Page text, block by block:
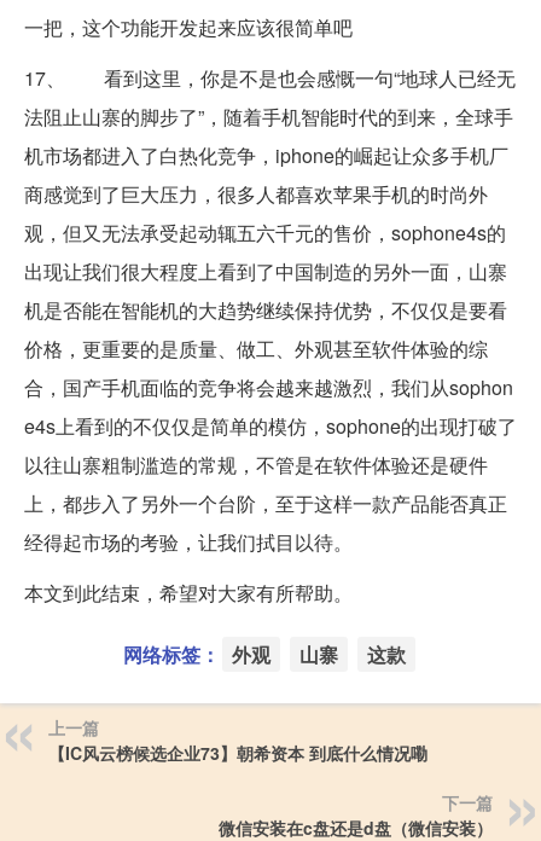
一把，这个功能开发起来应该很简单吧
17、 看到这里，你是不是也会感慨一句“地球人已经无
法阻止山寨的脚步了”，随着手机智能时代的到来，全球手
机市场都进入了白热化竞争，iphone的崛起让众多手机厂
商感觉到了巨大压力，很多人都喜欢苹果手机的时尚外
观，但又无法承受起动辄五六千元的售价，sophone4s的
出现让我们很大程度上看到了中国制造的另外一面，山寨
机是否能在智能机的大趋势继续保持优势，不仅仅是要看
价格，更重要的是质量、做工、外观甚至软件体验的综
合，国产手机面临的竞争将会越来越激烈，我们从sophon
e4s上看到的不仅仅是简单的模仿，sophone的出现打破了
以往山寨粗制滥造的常规，不管是在软件体验还是硬件
上，都步入了另外一个台阶，至于这样一款产品能否真正
经得起市场的考验，让我们拭目以待。
本文到此结束，希望对大家有所帮助。
网络标签： 外观 山寨 这款
上一篇
【IC风云榜候选企业73】朝希资本 到底什么情况嘞
下一篇
微信安装在c盘还是d盘（微信安装）